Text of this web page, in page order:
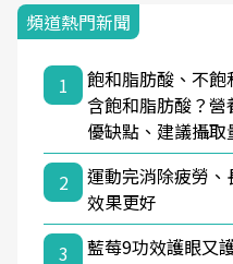
頻道熱門新聞
1
飽和脂肪酸、不
含飽和脂肪酸？
優缺點、建議攝取
2
運動完消除疲勞
效果更好
3
藍莓9功效護眼又